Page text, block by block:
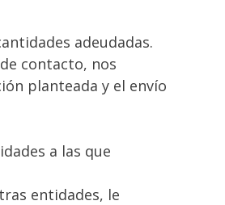
adeudadas.
contacto, nos
planteada y el envío
a las que
entidades, le